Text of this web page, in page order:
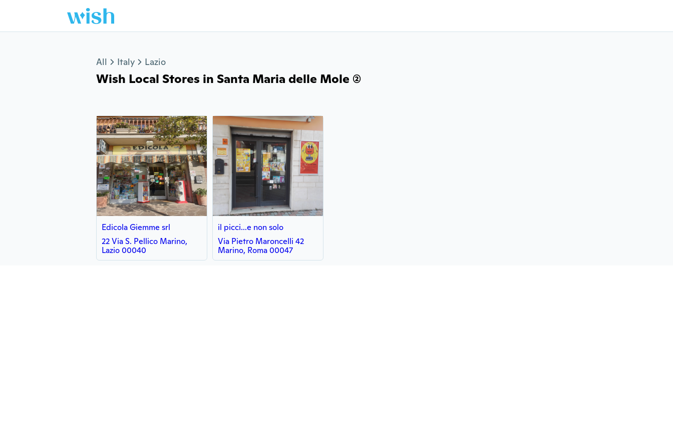
All Italy Lazio
Wish Local Stores in Santa Maria delle Mole (2)
Edicola Giemme srl
22 Via S. Pellico Marino,
Lazio 00040
il picci...e non solo
Via Pietro Maroncelli 42
Marino, Roma 00047